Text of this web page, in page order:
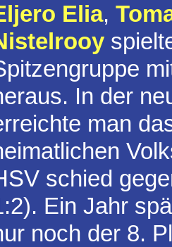
Elia,
In der
man
schied
Ein Jahr
noch der 8.